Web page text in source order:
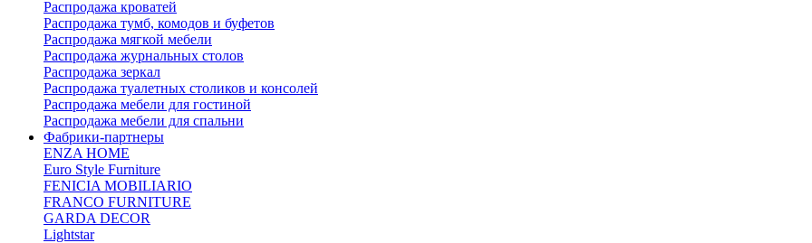
Распродажа кроватей
Распродажа тумб, комодов и буфетов
Распродажа мягкой мебели
Распродажа журнальных столов
Распродажа зеркал
Распродажа туалетных столиков и консолей
Распродажа мебели для гостиной
Распродажа мебели для спальни
Фабрики-партнеры
ENZA HOME
Euro Style Furniture
FENICIA MOBILIARIO
FRANCO FURNITURE
GARDA DECOR
Lightstar